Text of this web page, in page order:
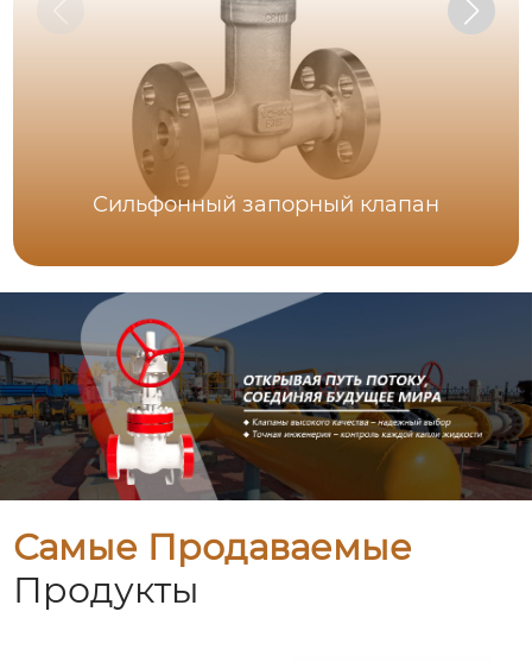
Сильфонный запорный клапан
Самые Продаваемые
Продукты